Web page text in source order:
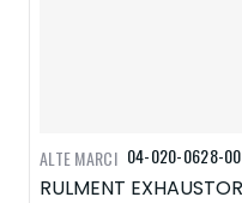
04-020-0628-00
ALTE MARCI